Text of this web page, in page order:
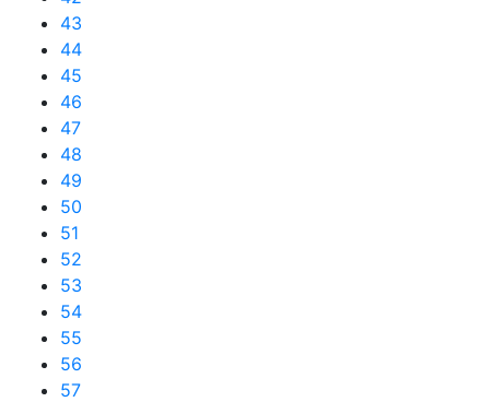
43
44
45
46
47
48
49
50
51
52
53
54
55
56
57